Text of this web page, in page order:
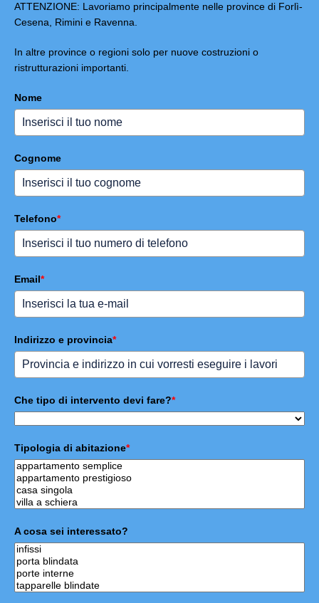
ATTENZIONE: Lavoriamo principalmente nelle province di Forlì-
Cesena, Rimini e Ravenna.
In altre province o regioni solo per nuove costruzioni o
ristrutturazioni importanti.
Nome
Cognome
Telefono*
Email*
Indirizzo e provincia*
Che tipo di intervento devi fare?*
Tipologia di abitazione*
A cosa sei interessato?